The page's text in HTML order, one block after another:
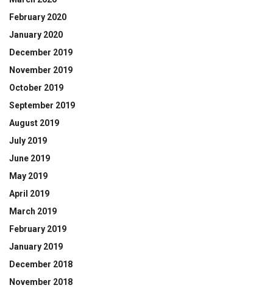
February 2020
January 2020
December 2019
November 2019
October 2019
September 2019
August 2019
July 2019
June 2019
May 2019
April 2019
March 2019
February 2019
January 2019
December 2018
November 2018